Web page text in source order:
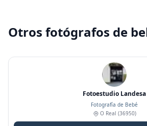
Otros fotógrafos de
Fotoestudio Landesa
Fotografía de Bebé
O Real (36950)